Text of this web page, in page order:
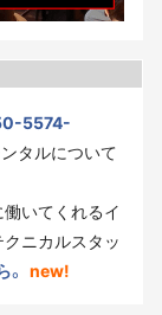
5574-
ンタルについて
いてくれるイ
クニカルスタッ
new!